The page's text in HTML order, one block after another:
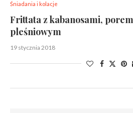
Śniadania i kolacje
Frittata z kabanosami,
pleśniowym
19 stycznia 2018